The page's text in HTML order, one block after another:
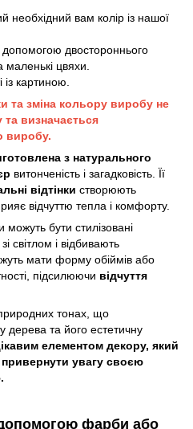
необхідний вам колір із нашої
допомогою двостороннього
цвяхи.
картиною.
та зміна кольору виробу не
визначається
виробу.
з натурального
витонченість і загадковість. Її
відтінки створюють
відчуттю тепла і комфорту.
бути стилізовані
світлом і відбивають
мати форму обіймів або
підсилюючи відчуття
тонах, що
дерева та його естетичну
елементом декору, який
привернути увагу своєю
фарби або